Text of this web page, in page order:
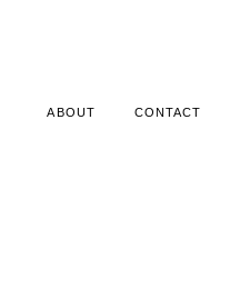
ABOUT CONTACT